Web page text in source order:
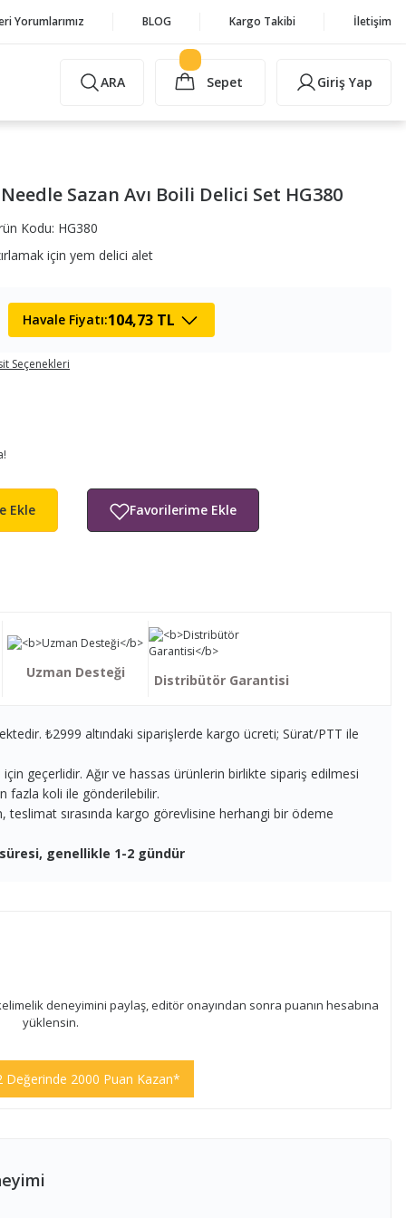
Yorumlarımız BLOG Kargo Takibi İletişim
ARA Sepet Giriş Yap
Sazan Avı Boili Delici Set HG380
Kodu: HG380
için yem delici alet
Havale Fiyatı:104,73 TL
Seçenekleri
Ekle
Uzman Desteği Distribütör Garantisi
₺2999 altındaki siparişlerde kargo ücreti; Sürat/PTT ile
geçerlidir. Ağır ve hassas ürünlerin birlikte sipariş edilmesi
fazla koli ile gönderilebilir.
teslimat sırasında kargo görevlisine herhangi bir ödeme
genellikle 1-2 gündür
deneyimini paylaş, editör onayından sonra puanın hesabına
yüklensin.
Değerinde 2000 Puan Kazan*